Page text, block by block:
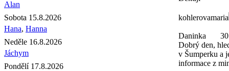
Alan
Sobota 15.8.2026
Hana, Hanna
Neděle 16.8.2026
Jáchym
Pondělí 17.8.2026
kohlerovamaria
Daninka
Dobrý den,
v Šumperku a
informace z